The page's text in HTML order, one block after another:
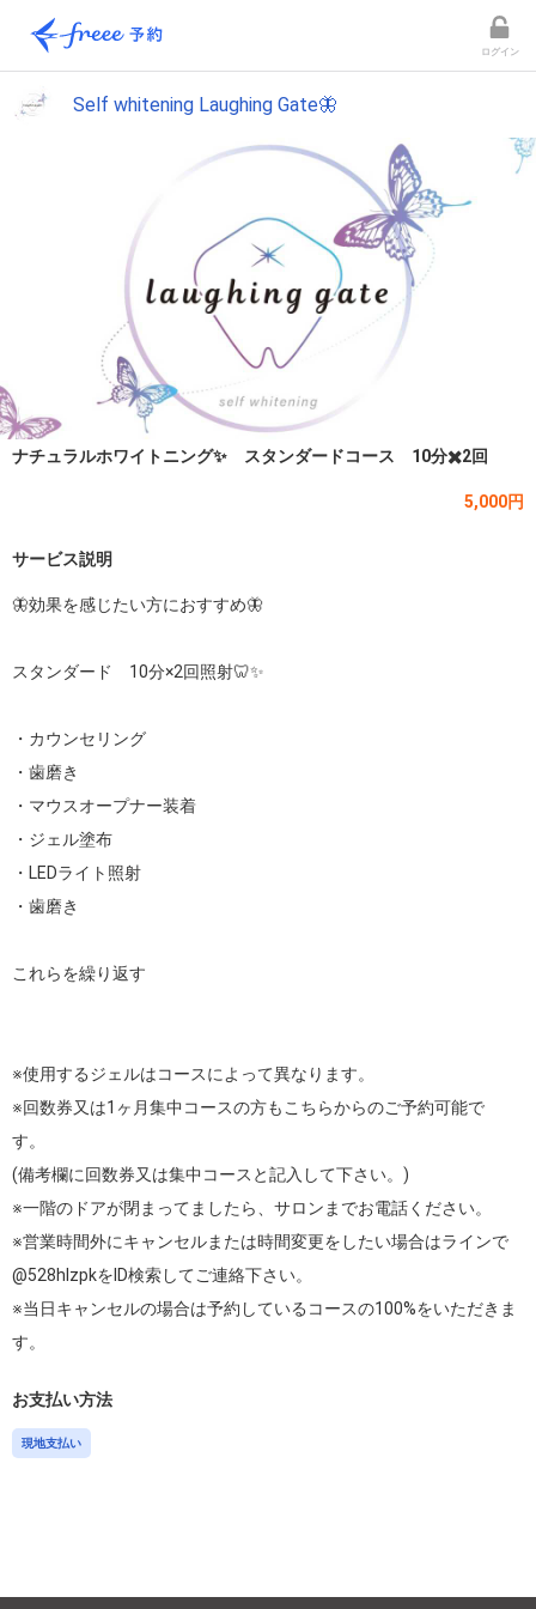
ログイン
Self whitening Laughing Gate🦋
ナチュラルホワイトニング✨ スタンダードコース 10分✖️2回
5,000円
サービス説明
🦋効果を感じたい方におすすめ🦋
スタンダード　10分×2回照射🦷✨
・カウンセリング
・歯磨き
・マウスオープナー装着
・ジェル塗布
・LEDライト照射
・歯磨き
これらを繰り返す
※使用するジェルはコースによって異なります。
※回数券又は1ヶ月集中コースの方もこちらからのご予約可能で
す。
(備考欄に回数券又は集中コースと記入して下さい。)
※一階のドアが閉まってましたら、サロンまでお電話ください。
※営業時間外にキャンセルまたは時間変更をしたい場合はラインで
@528hlzpkをID検索してご連絡下さい。
※当日キャンセルの場合は予約しているコースの100%をいただきま
す。
お支払い方法
現地支払い